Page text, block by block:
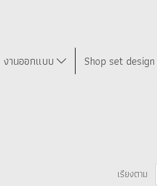
งานออกแบบ Shop set design
เรียงตาม